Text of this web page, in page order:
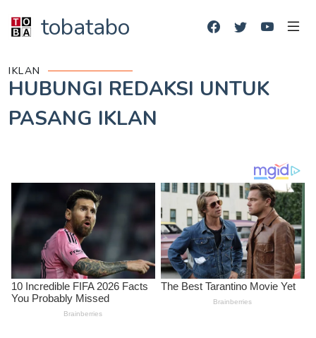
tobatabo
IKLAN
HUBUNGI REDAKSI UNTUK
PASANG IKLAN